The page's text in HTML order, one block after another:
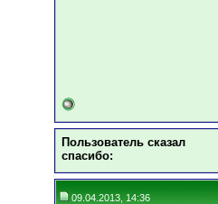
Пользователь сказал
cпасибо:
09.04.2013, 14:36